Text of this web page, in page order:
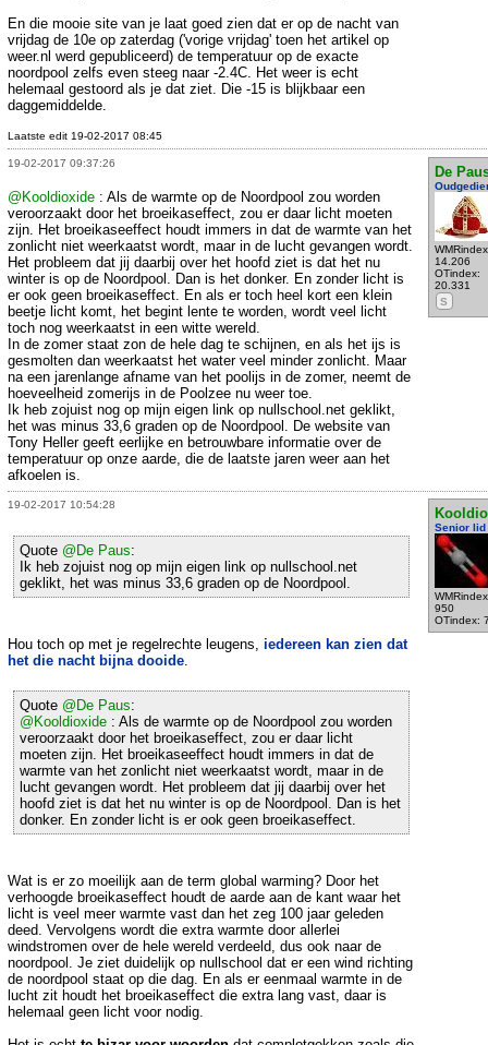
En die mooie site van je laat goed zien dat er op de nacht van
vrijdag de 10e op zaterdag ('vorige vrijdag' toen het artikel op
weer.nl werd gepubliceerd) de temperatuur op de exacte
noordpool zelfs even steeg naar -2.4C. Het weer is echt
helemaal gestoord als je dat ziet. Die -15 is blijkbaar een
daggemiddelde.
Laatste edit 19-02-2017 08:45
19-02-2017 09:37:26
De
14.206
OTindex:
20.331
S
@Kooldioxide : Als de warmte op de Noordpool zou worden
veroorzaakt door het broeikaseffect, zou er daar licht moeten
zijn. Het broeikaseeffect houdt immers in dat de warmte van het
zonlicht niet weerkaatst wordt, maar in de lucht gevangen wordt.
Het probleem dat jij daarbij over het hoofd ziet is dat het nu
winter is op de Noordpool. Dan is het donker. En zonder licht is
er ook geen broeikaseffect. En als er toch heel kort een klein
beetje licht komt, het begint lente te worden, wordt veel licht
toch nog weerkaatst in een witte wereld.
In de zomer staat zon de hele dag te schijnen, en als het ijs is
gesmolten dan weerkaatst het water veel minder zonlicht. Maar
na een jarenlange afname van het poolijs in de zomer, neemt de
hoeveelheid zomerijs in de Poolzee nu weer toe.
Ik heb zojuist nog op mijn eigen link op nullschool.net geklikt,
het was minus 33,6 graden op de Noordpool. De website van
Tony Heller geeft eerlijke en betrouwbare informatie over de
temperatuur op onze aarde, die de laatste jaren weer aan het
afkoelen is.
19-02-2017 10:54:28
Senior lid
950
OTindex:
Quote @De Paus:
Ik heb zojuist nog op mijn eigen link op nullschool.net
geklikt, het was minus 33,6 graden op de Noordpool.
Hou toch op met je regelrechte leugens, iedereen kan zien dat
het die nacht bijna dooide.
Quote @De Paus:
@Kooldioxide : Als de warmte op de Noordpool zou worden
veroorzaakt door het broeikaseffect, zou er daar licht
moeten zijn. Het broeikaseeffect houdt immers in dat de
warmte van het zonlicht niet weerkaatst wordt, maar in de
lucht gevangen wordt. Het probleem dat jij daarbij over het
hoofd ziet is dat het nu winter is op de Noordpool. Dan is het
donker. En zonder licht is er ook geen broeikaseffect.
Wat is er zo moeilijk aan de term global warming? Door het
verhoogde broeikaseffect houdt de aarde aan de kant waar het
licht is veel meer warmte vast dan het zeg 100 jaar geleden
deed. Vervolgens wordt die extra warmte door allerlei
windstromen over de hele wereld verdeeld, dus ook naar de
noordpool. Je ziet duidelijk op nullschool dat er een wind richting
de noordpool staat op die dag. En als er eenmaal warmte in de
lucht zit houdt het broeikaseffect die extra lang vast, daar is
helemaal geen licht voor nodig.